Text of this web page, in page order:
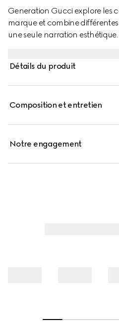
Generation Gucci explore les
marque et combine
une seule narration
style est complété par une
Détails du produit
Composition et entretien
Notre engagement